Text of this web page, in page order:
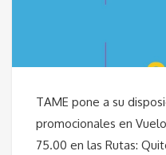
TAME pone a su
promocionales en
75.00 en las Rutas: